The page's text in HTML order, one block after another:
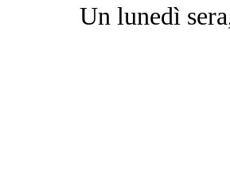
Un lunedì